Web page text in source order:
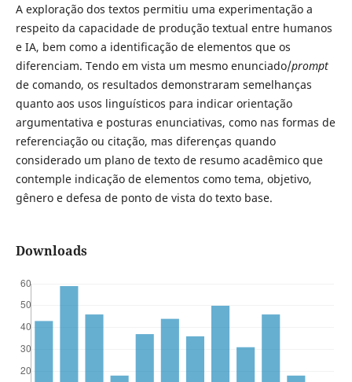
A exploração dos textos permitiu uma experimentação a
respeito da capacidade de produção textual entre humanos
e IA, bem como a identificação de elementos que os
diferenciam. Tendo em vista um mesmo enunciado/prompt
de comando, os resultados demonstraram semelhanças
quanto aos usos linguísticos para indicar orientação
argumentativa e posturas enunciativas, como nas formas de
referenciação ou citação, mas diferenças quando
considerado um plano de texto de resumo acadêmico que
contemple indicação de elementos como tema, objetivo,
gênero e defesa de ponto de vista do texto base.
Downloads